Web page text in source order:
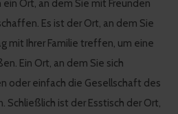
Ort, an dem Sie mit Freunden
Es ist der Ort, an dem Sie
mit Ihrer Familie treffen, um eine
Ein Ort, an dem Sie sich
oder einfach die Gesellschaft des
Schließlich ist der Esstisch der Ort,